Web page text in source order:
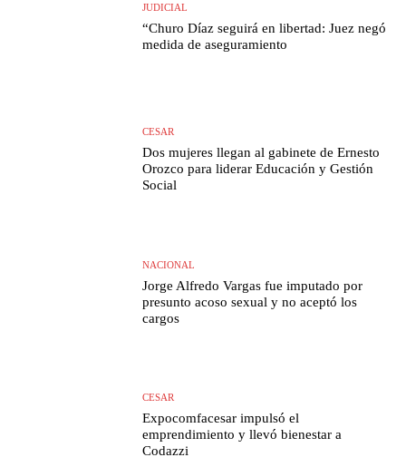
JUDICIAL
“Churo Díaz seguirá en libertad: Juez negó
medida de aseguramiento
CESAR
Dos mujeres llegan al gabinete de Ernesto
Orozco para liderar Educación y Gestión
Social
NACIONAL
Jorge Alfredo Vargas fue imputado por
presunto acoso sexual y no aceptó los
cargos
CESAR
Expocomfacesar impulsó el
emprendimiento y llevó bienestar a
Codazzi